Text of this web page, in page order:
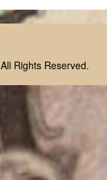
Rights Reserved.